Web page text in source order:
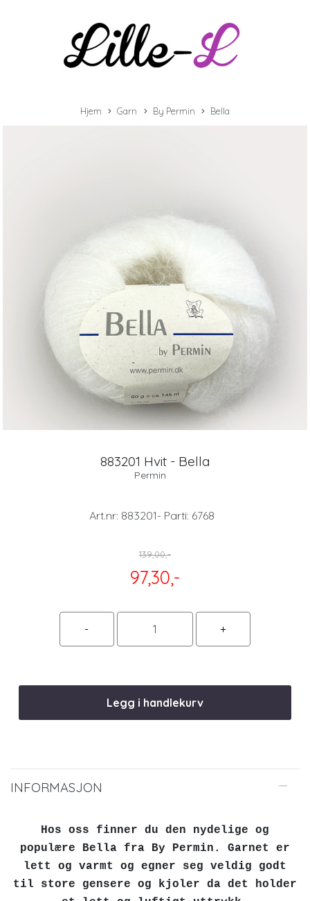
Hjem Garn By Permin Bella
883201 Hvit - Bella
Permin
Art.nr: 883201- Parti: 6768
139,00,-
97,30,-
Legg i handlekurv
INFORMASJON
Hos oss finner du den nydelige og
populære Bella fra By Permin. Garnet er
lett og varmt og egner seg veldig godt
til store gensere og kjoler da det holder